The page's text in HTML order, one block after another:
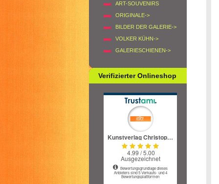
ART-SOUVENIRS
ORIGINALE->
BILDER DER GALERIE->
VOLKER KÜHN->
GALERIESCHIENEN->
Verifizierter Onlineshop